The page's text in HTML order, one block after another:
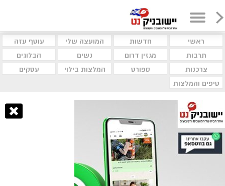
ראשי חדשות המועצה שלי
עוטף עזה
תרבות
מגזין דרום נשים
הבלוגים
צרכנות
ספורט המלצות בילוי
עסקים
טיפים והמלצות